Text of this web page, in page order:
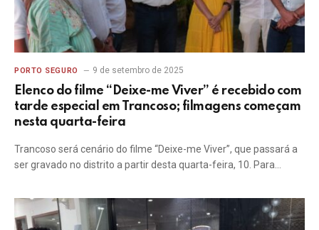
PORTO SEGURO 9 de setembro de 2025
Elenco do filme “Deixe-me Viver” é recebido com
tarde especial em Trancoso; filmagens começam
nesta quarta-feira
Trancoso será cenário do filme “Deixe-me Viver”, que passará a
ser gravado no distrito a partir desta quarta-feira, 10. Para…